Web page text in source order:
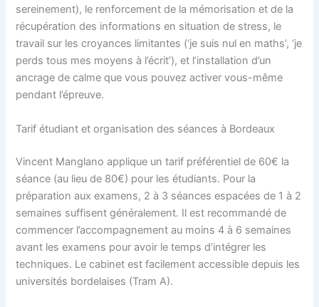
sereinement), le renforcement de la mémorisation et de la
récupération des informations en situation de stress, le
travail sur les croyances limitantes (‘je suis nul en maths’, ‘je
perds tous mes moyens à l’écrit’), et l’installation d’un
ancrage de calme que vous pouvez activer vous-même
pendant l’épreuve.
Tarif étudiant et organisation des séances à Bordeaux
Vincent Manglano applique un tarif préférentiel de 60€ la
séance (au lieu de 80€) pour les étudiants. Pour la
préparation aux examens, 2 à 3 séances espacées de 1 à 2
semaines suffisent généralement. Il est recommandé de
commencer l’accompagnement au moins 4 à 6 semaines
avant les examens pour avoir le temps d’intégrer les
techniques. Le cabinet est facilement accessible depuis les
universités bordelaises (Tram A).